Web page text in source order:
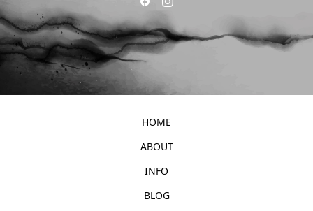
HOME
ABOUT
INFO
BLOG